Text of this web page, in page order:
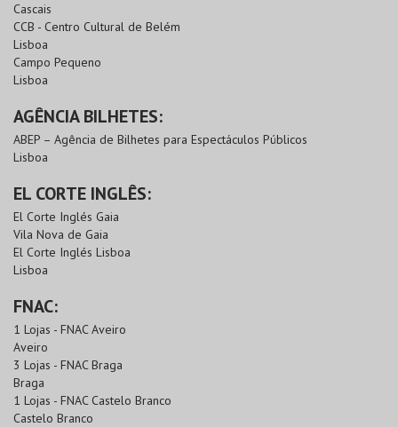
Cascais
CCB - Centro Cultural de Belém
Lisboa
Campo Pequeno
Lisboa
AGÊNCIA BILHETES:
ABEP – Agência de Bilhetes para Espectáculos Públicos
Lisboa
EL CORTE INGLÊS:
El Corte Inglés Gaia
Vila Nova de Gaia
El Corte Inglés Lisboa
Lisboa
FNAC:
1 Lojas - FNAC Aveiro
Aveiro
3 Lojas - FNAC Braga
Braga
1 Lojas - FNAC Castelo Branco
Castelo Branco